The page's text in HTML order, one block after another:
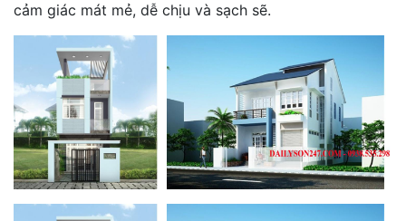
cảm giác mát mẻ, dễ chịu và sạch sẽ.